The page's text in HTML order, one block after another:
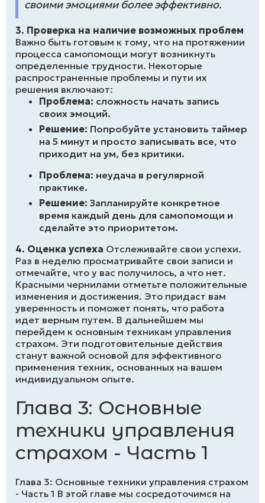
своими эмоциями более эффективно.
3. Проверка на наличие возможных проблем
Важно быть готовым к тому, что на протяжении
процесса самопомощи могут возникнуть
определенные трудности. Некоторые
распространенные проблемы и пути их
решения включают:
Проблема: сложность начать запись
своих эмоций.
Решение: Попробуйте установить таймер
на 5 минут и просто записывать все, что
приходит на ум, без критики.
Проблема: неудача в регулярной
практике.
Решение: Запланируйте конкретное
время каждый день для самопомощи и
сделайте это приоритетом.
4. Оценка успеха Отслеживайте свои успехи.
Раз в неделю просматривайте свои записи и
отмечайте, что у вас получилось, а что нет.
Красными чернилами отметьте положительные
изменения и достижения. Это придаст вам
уверенность и поможет понять, что работа
идет верным путем. В дальнейшем мы
перейдем к основным техникам управления
страхом. Эти подготовительные действия
станут важной основой для эффективного
применения техник, основанных на вашем
индивидуальном опыте.
Глава 3: Основные
техники управления
страхом - Часть 1
Глава 3: Основные техники управления страхом
- Часть 1 В этой главе мы сосредоточимся на